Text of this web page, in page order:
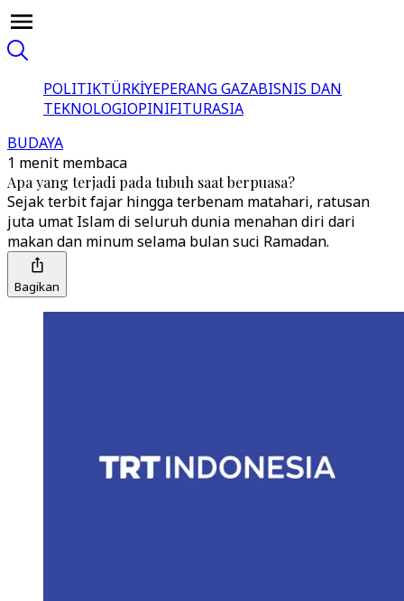
POLITIKTÜRKİYEPERANG GAZABISNIS DAN
TEKNOLOGIOPINIFITURASIA
BUDAYA
1 menit membaca
Apa yang terjadi pada tubuh saat berpuasa?
Sejak terbit fajar hingga terbenam matahari, ratusan
juta umat Islam di seluruh dunia menahan diri dari
makan dan minum selama bulan suci Ramadan.
Bagikan